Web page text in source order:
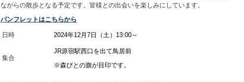
ながらの散歩となる予定です。皆様との出会いを楽しみにしています。
パンフレットはこちらから
日時 2024年12月7日（土）13:00～
集合
JR原宿駅西口を出て鳥居前
※森びとの旗が目印です。